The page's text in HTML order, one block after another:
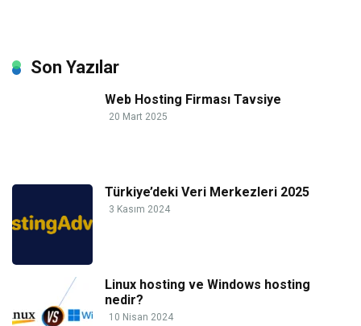
Son Yazılar
Web Hosting Firması Tavsiye
20 Mart 2025
Türkiye’deki Veri Merkezleri 2025
3 Kasım 2024
Linux hosting ve Windows hosting
nedir?
10 Nisan 2024